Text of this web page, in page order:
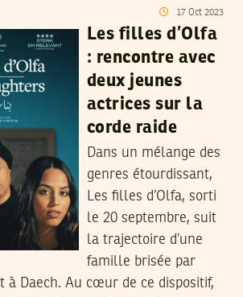
17 Oct 2023
Les filles d’Olfa
: rencontre avec
deux jeunes
actrices sur la
corde raide
Dans un mélange des
genres étourdissant,
Les filles d’Olfa, sorti
le 20 septembre, suit
la trajectoire d’une
famille brisée par
à Daech. Au cœur de ce dispositif,